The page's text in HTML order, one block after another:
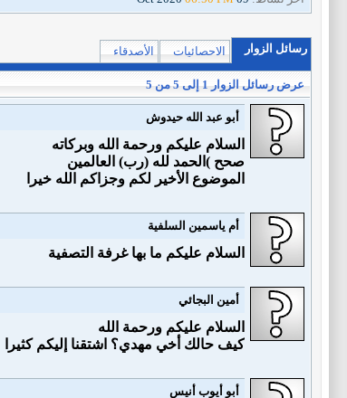
رسائل الزوار الاحصائيات الأصدقاء
عرض رسائل الزوار 1 إلى 5 من 5
أبو عبد الله حيدوش
السلام عليكم ورحمة الله وبركاته
صحح )الحمد لله (رب) العالمين
الموضوع الأخير لكم وجزاكم الله خيرا
أم ياسمين السلفية
السلام عليكم ما بها غرفة التصفية
أمين البجائي
السلام عليكم ورحمة الله
كيف حالك أخي مهدي؟ اشتقنا إليكم كثيرا
أبو أيوب أنيس